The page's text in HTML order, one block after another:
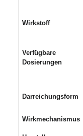
Wirkstoff
Verfügbare
Dosierungen
Darreichungsform
Wirkmechanismus